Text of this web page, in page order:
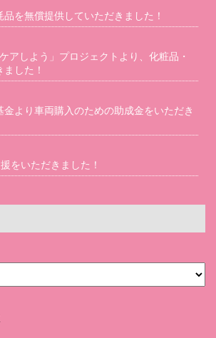
を無償提供していただきました！
アしよう」プロジェクトより、化粧品・
した！
より車両購入のための助成金をいただき
をいただきました！